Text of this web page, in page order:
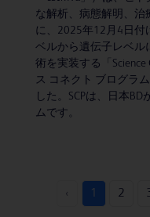
な解析、病態解明、治
に、2025年12月4日付
ベルから遺伝子レベル
術を実装する「Science
ス コネクト ブログラ
した。SCPは、日本
ムです。
‹ 1 2